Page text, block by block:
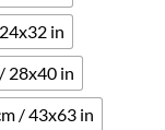
in
28x40 in
/ 43x63 in